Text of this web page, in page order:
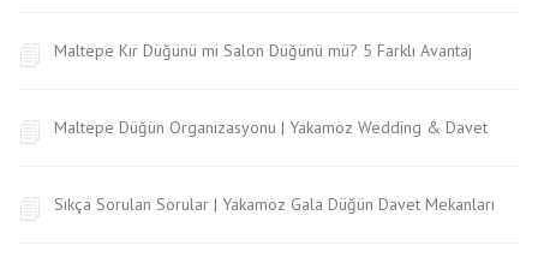
Maltepe Kır Düğünü mi Salon Düğünü mü? 5 Farklı Avantaj
Maltepe Düğün Organizasyonu | Yakamoz Wedding & Davet
Sıkça Sorulan Sorular | Yakamoz Gala Düğün Davet Mekanları